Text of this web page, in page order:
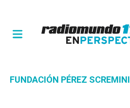
FUNDACIÓN PÉREZ SCREMINI